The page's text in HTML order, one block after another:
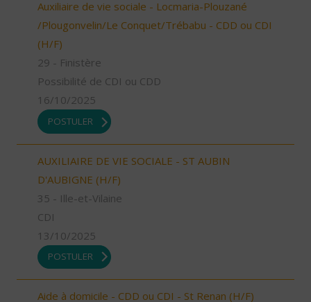
Auxiliaire de vie sociale - Locmaria-Plouzané
/Plougonvelin/Le Conquet/Trébabu - CDD ou CDI
(H/F)
29 - Finistère
Possibilité de CDI ou CDD
16/10/2025
POSTULER
AUXILIAIRE DE VIE SOCIALE - ST AUBIN
D'AUBIGNE (H/F)
35 - Ille-et-Vilaine
CDI
13/10/2025
POSTULER
Aide à domicile - CDD ou CDI - St Renan (H/F)